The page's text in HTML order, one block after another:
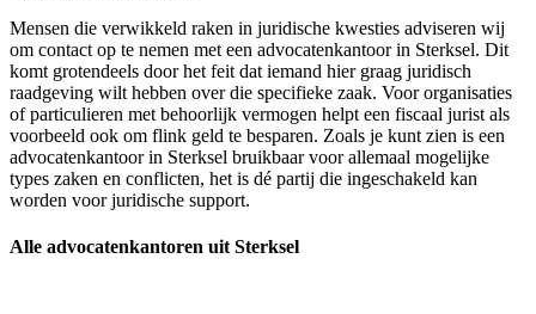
Mensen die verwikkeld raken in juridische kwesties adviseren wij
om contact op te nemen met een advocatenkantoor in Sterksel. Dit
komt grotendeels door het feit dat iemand hier graag juridisch
raadgeving wilt hebben over die specifieke zaak. Voor organisaties
of particulieren met behoorlijk vermogen helpt een fiscaal jurist als
voorbeeld ook om flink geld te besparen. Zoals je kunt zien is een
advocatenkantoor in Sterksel bruikbaar voor allemaal mogelijke
types zaken en conflicten, het is dé partij die ingeschakeld kan
worden voor juridische support.
Alle advocatenkantoren uit Sterksel